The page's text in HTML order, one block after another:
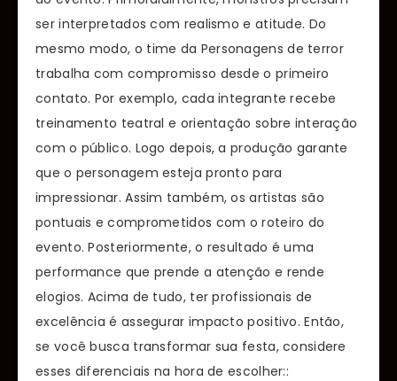
ser interpretados com realismo e atitude. Do
mesmo modo, o time da Personagens de terror
trabalha com compromisso desde o primeiro
contato. Por exemplo, cada integrante recebe
treinamento teatral e orientação sobre interação
com o público. Logo depois, a produção garante
que o personagem esteja pronto para
impressionar. Assim também, os artistas são
pontuais e comprometidos com o roteiro do
evento. Posteriormente, o resultado é uma
performance que prende a atenção e rende
elogios. Acima de tudo, ter profissionais de
excelência é assegurar impacto positivo. Então,
se você busca transformar sua festa, considere
esses diferenciais na hora de escolher::